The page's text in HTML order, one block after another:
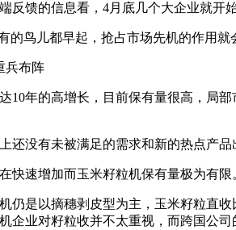
反馈的信息看，4月底几个大企业就开
的鸟儿都早起，抢占市场先机的作用
兵布阵
10年的高增长，目前保有量很高，局
还没有未被满足的需求和新的热点产品
快速增加而玉米籽粒机保有量极为有限
仍是以摘穗剥皮型为主，玉米籽粒直
企业对籽粒收并不太重视，而跨国公